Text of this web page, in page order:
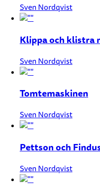
Sven Nordqvist
Klippa och klistra
Sven Nordqvist
Tomtemaskinen
Sven Nordqvist
Pettson och
Sven Nordqvist